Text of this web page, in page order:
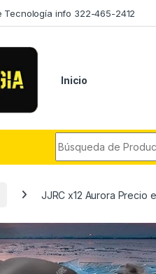
Tecnología info 322-465-2412
Inicio
JJRC x12 Aurora Precio